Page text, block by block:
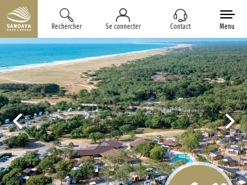
Rechercher Se connecter Contact Menu